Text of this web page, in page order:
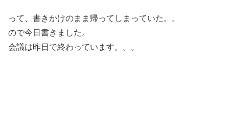
って、書きかけのまま帰ってしまっていた。。
ので今日書きました。
会議は昨日で終わっています。。。